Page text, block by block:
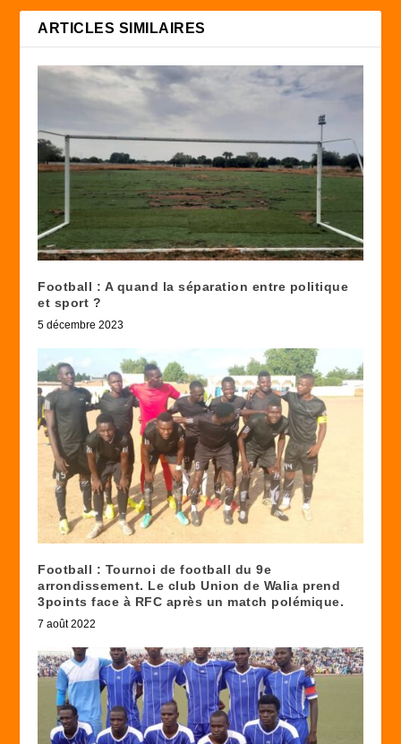
ARTICLES SIMILAIRES
Football : A quand la séparation entre politique
et sport ?
5 décembre 2023
Football : Tournoi de football du 9e
arrondissement. Le club Union de Walia prend
3points face à RFC après un match polémique.
7 août 2022